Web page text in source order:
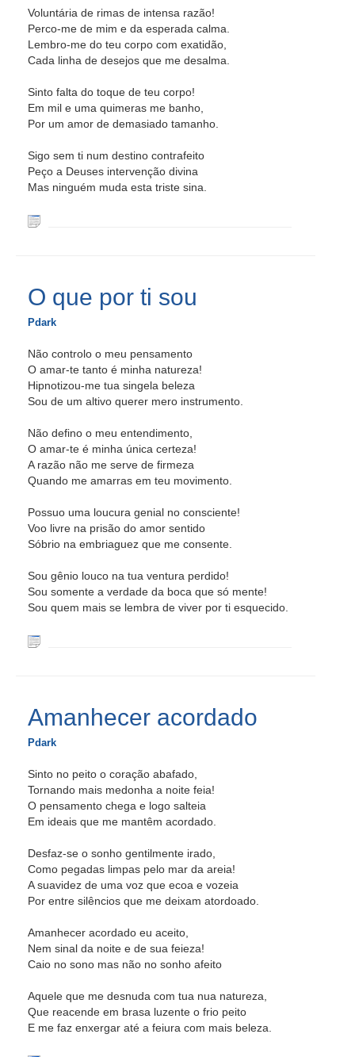
Voluntária de rimas de intensa razão!
Perco-me de mim e da esperada calma.
Lembro-me do teu corpo com exatidão,
Cada linha de desejos que me desalma.
Sinto falta do toque de teu corpo!
Em mil e uma quimeras me banho,
Por um amor de demasiado tamanho.
Sigo sem ti num destino contrafeito
Peço a Deuses intervenção divina
Mas ninguém muda esta triste sina.
O que por ti sou
Pdark
Não controlo o meu pensamento
O amar-te tanto é minha natureza!
Hipnotizou-me tua singela beleza
Sou de um altivo querer mero instrumento.
Não defino o meu entendimento,
O amar-te é minha única certeza!
A razão não me serve de firmeza
Quando me amarras em teu movimento.
Possuo uma loucura genial no consciente!
Voo livre na prisão do amor sentido
Sóbrio na embriaguez que me consente.
Sou gênio louco na tua ventura perdido!
Sou somente a verdade da boca que só mente!
Sou quem mais se lembra de viver por ti esquecido.
Amanhecer acordado
Pdark
Sinto no peito o coração abafado,
Tornando mais medonha a noite feia!
O pensamento chega e logo salteia
Em ideais que me mantêm acordado.
Desfaz-se o sonho gentilmente irado,
Como pegadas limpas pelo mar da areia!
A suavidez de uma voz que ecoa e vozeia
Por entre silêncios que me deixam atordoado.
Amanhecer acordado eu aceito,
Nem sinal da noite e de sua feieza!
Caio no sono mas não no sonho afeito
Aquele que me desnuda com tua nua natureza,
Que reacende em brasa luzente o frio peito
E me faz enxergar até a feiura com mais beleza.